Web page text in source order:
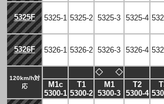
5325F 5325-1 5325-2 5325-3 5325-4
5326F 5326-1 5326-2 5326-3 5326-4
120km/h対
応
◇ ◇
M1c
5300-1
T1
5300-2
M1
5300-3
T2
5300-4